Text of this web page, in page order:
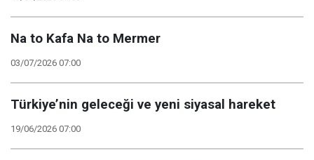
Na to Kafa Na to Mermer
03/07/2026 07:00
Türkiye’nin geleceği ve yeni siyasal hareket
19/06/2026 07:00